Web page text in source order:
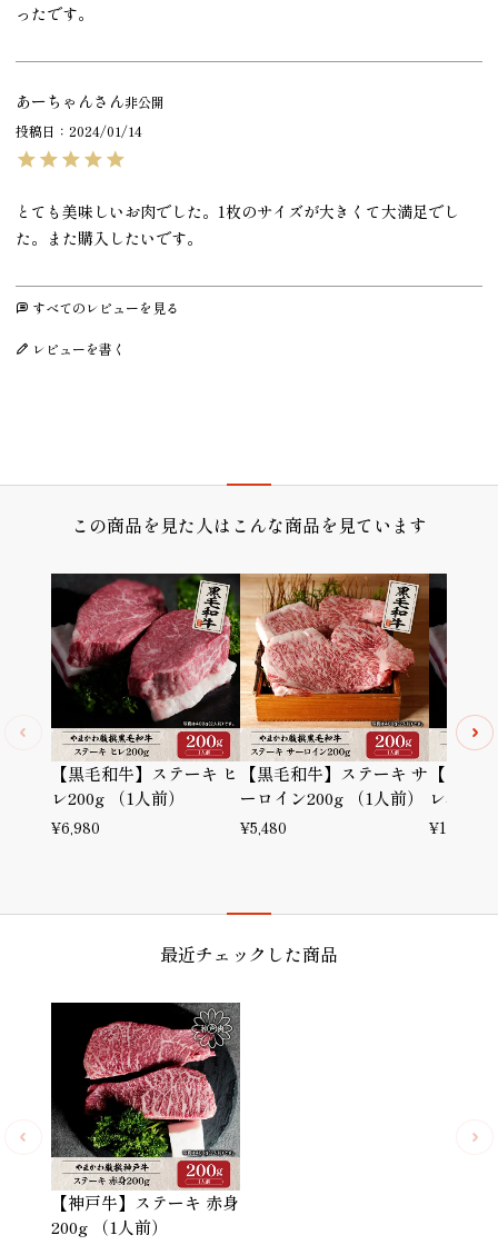
ったです。
あーちゃん
非公開
投稿日
2024/01/14
とても美味しいお肉でした。1枚のサイズが大きくて大満足でし
た。また購入したいです。
すべてのレビューを見る
レビューを書く
この商品を見た人はこんな商品を見ています
【黒毛和牛】ステーキ ヒ
レ200g （1人前）
¥6,980
【黒毛和牛】ステーキ サ
ーロイン200g （1人前）
¥5,480
【黒毛
レ400g
¥13,580
最近チェックした商品
【神戸牛】ステーキ 赤身
200g （1人前）